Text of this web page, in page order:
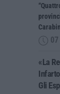
«La
Gli